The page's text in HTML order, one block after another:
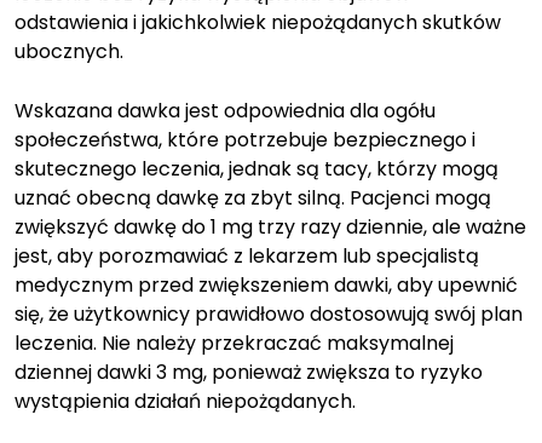
odstawienia i jakichkolwiek niepożądanych skutków
ubocznych.
Wskazana dawka jest odpowiednia dla ogółu
społeczeństwa, które potrzebuje bezpiecznego i
skutecznego leczenia, jednak są tacy, którzy mogą
uznać obecną dawkę za zbyt silną. Pacjenci mogą
zwiększyć dawkę do 1 mg trzy razy dziennie, ale ważne
jest, aby porozmawiać z lekarzem lub specjalistą
medycznym przed zwiększeniem dawki, aby upewnić
się, że użytkownicy prawidłowo dostosowują swój plan
leczenia. Nie należy przekraczać maksymalnej
dziennej dawki 3 mg, ponieważ zwiększa to ryzyko
wystąpienia działań niepożądanych.